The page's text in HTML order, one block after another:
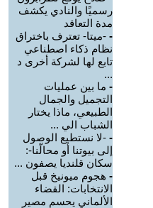
رسميًا والنادي يكشف
مدة التعاقد
- -ميتا- تعترف باختراق
نظام ذكاء اصطناعي
تابع لها لشركة أخرى د
...
- ما بين عمليات
التجميل والجمال
الطبيعي، ماذا يختار
الشباب الي ...
- -لا نستطيع الوصول
إلى بيوتنا أو محالّنا-:
سكان قلنديا يصفون ...
- هجوم ميونيخ قبل
الانتخابات: القضاء
الألماني يحسم مصير